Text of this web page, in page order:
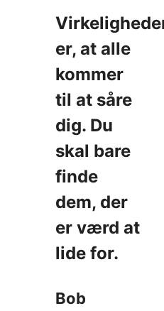
er, at alle
kommer
til at såre
dig. Du
skal bare
finde
dem, der
er værd at
lide for.
Bob